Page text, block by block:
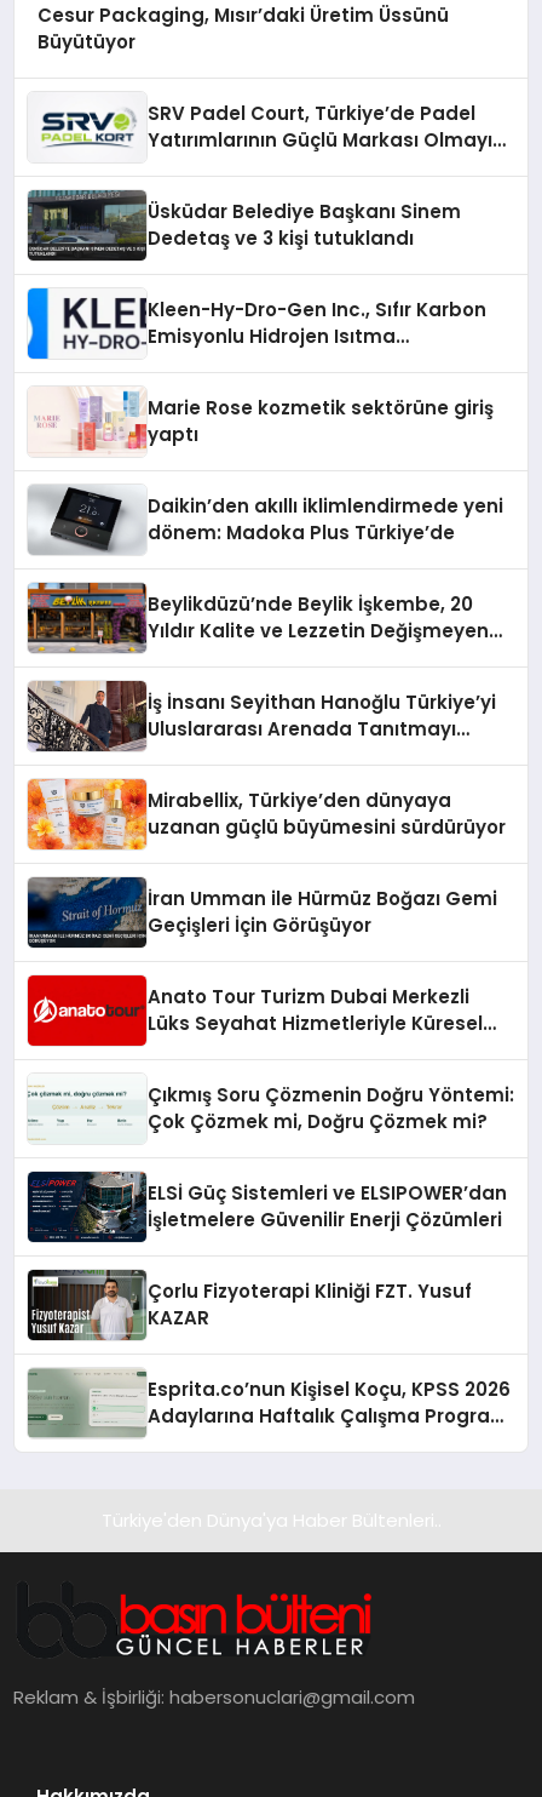
Cesur Packaging, Mısır’daki Üretim Üssünü
Büyütüyor
SRV Padel Court, Türkiye’de Padel
Yatırımlarının Güçlü Markası Olmayı
Üsküdar Belediye Başkanı Sinem
Dedetaş ve 3 kişi tutuklandı
Kleen-Hy-Dro-Gen Inc., Sıfır Karbon
Emisyonlu Hidrojen Isıtma
Marie Rose kozmetik sektörüne giriş
yaptı
Daikin’den akıllı iklimlendirmede yeni
dönem: Madoka Plus Türkiye’de
Beylikdüzü’nde Beylik İşkembe, 20
Yıldır Kalite ve Lezzetin Değişmeyen
İş İnsanı Seyithan Hanoğlu Türkiye’yi
Uluslararası Arenada Tanıtmayı
Mirabellix, Türkiye’den dünyaya
uzanan güçlü büyümesini sürdürüyor
İran Umman ile Hürmüz Boğazı Gemi
Geçişleri İçin Görüşüyor
Anato Tour Turizm Dubai Merkezli
Lüks Seyahat Hizmetleriyle Küresel
Çıkmış Soru Çözmenin Doğru Yöntemi:
Çok Çözmek mi, Doğru Çözmek mi?
ELSİ Güç Sistemleri ve ELSIPOWER’dan
İşletmelere Güvenilir Enerji Çözümleri
Çorlu Fizyoterapi Kliniği FZT. Yusuf
KAZAR
Esprita.co’nun Kişisel Koçu, KPSS 2026
Adaylarına Haftalık Çalışma Programı
Türkiye'den Dünya'ya Haber Bültenleri..
Reklam & İşbirliği:habersonuclari@gmail.com